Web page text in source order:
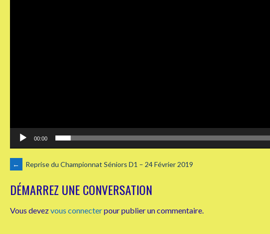
00:00
NAVIGATION
DES
← Reprise du Championnat Séniors D1 – 24 Février 2019
DÉMARREZ UNE CONVERSATION
Vous devezvous connecterpour publier un commentaire.